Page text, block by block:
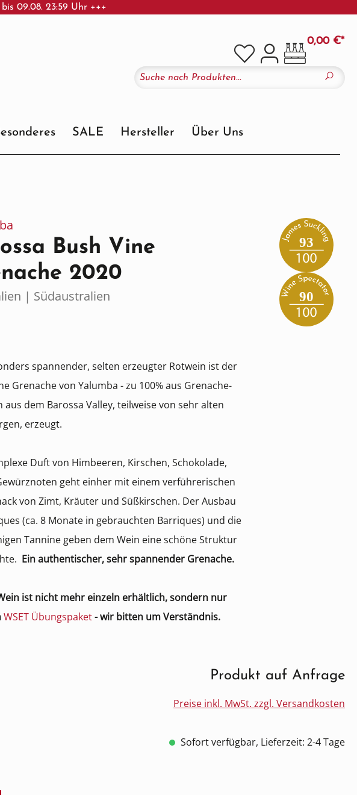
09.08. 23:59 Uhr +++
0,00 €*
SALE Hersteller Über Uns
Bush Vine
2020
| Südaustralien
spannender, selten erzeugter Rotwein ist der
Grenache von Yalumba - zu 100% aus Grenache-
aus dem Barossa Valley, teilweise von sehr alten
erzeugt.
Duft von Himbeeren, Kirschen, Schokolade,
geht einher mit einem verführerischen
von Zimt, Kräuter und Süßkirschen. Der Ausbau
(ca. 8 Monate in gebrauchten Barriques) und die
Tannine geben dem Wein eine schöne Struktur
Ein authentischer, sehr spannender Grenache.
ist nicht mehr einzeln erhältlich, sondern nur
WSET Übungspaket- wir bitten um Verständnis.
93
90
Produkt auf Anfrage
Preise inkl. MwSt. zzgl. Versandkosten
Sofort verfügbar, Lieferzeit: 2-4 Tage